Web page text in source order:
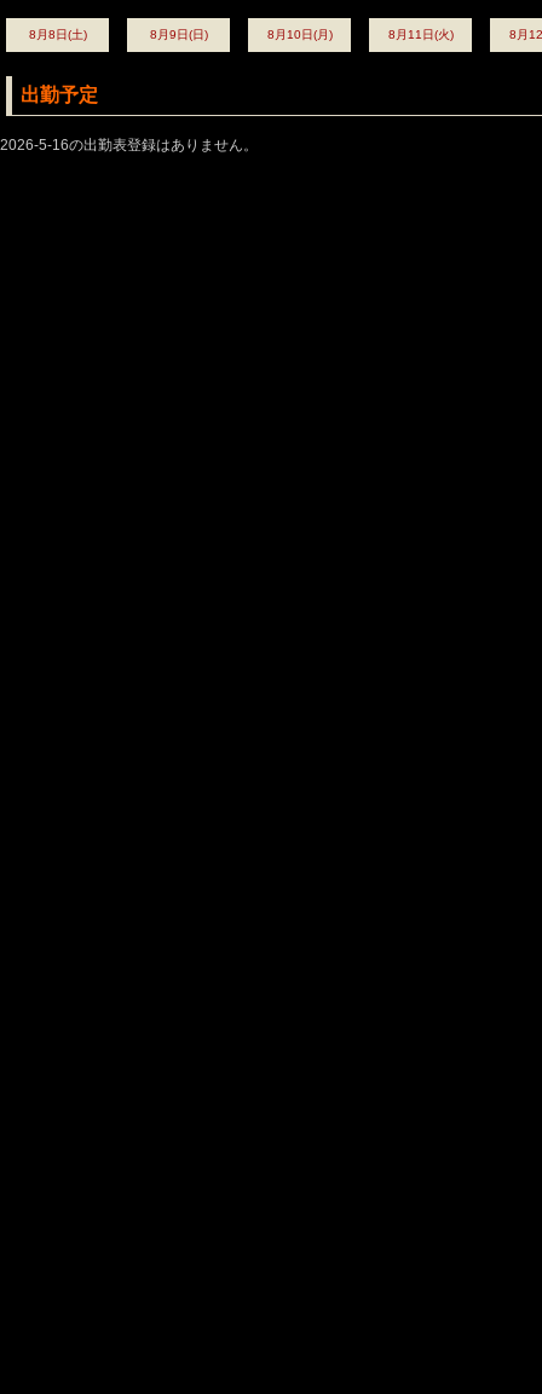
8月8日(土) 8月9日(日) 8月10日(月) 8月11日(火) 8月
出勤予定
2026-5-16の出勤表登録はありません。